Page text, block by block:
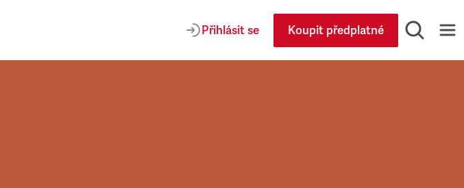
Přihlásit se Koupit předplatné